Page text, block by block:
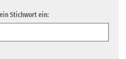
Stichwort ein: